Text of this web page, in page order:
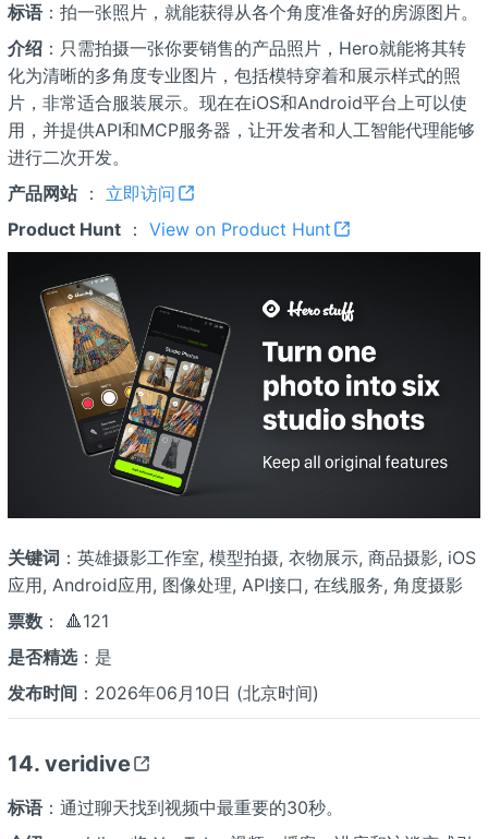
标语：拍一张照片，就能获得从各个角度准备好的房源图片。
介绍：只需拍摄一张你要销售的产品照片，Hero就能将其转
化为清晰的多角度专业图片，包括模特穿着和展示样式的照
片，非常适合服装展示。现在在iOS和Android平台上可以使
用，并提供API和MCP服务器，让开发者和人工智能代理能够
进行二次开发。
产品网站： 立即访问
Product Hunt： View on Product Hunt
关键词 ：英雄摄影工作室, 模型拍摄, 衣物展示, 商品摄影, iOS
应用, Android应用, 图像处理, API接口, 在线服务, 角度摄影
票数： 🔺121
是否精选：是
发布时间 ：2026年06月10日 (北京时间)
14. veridive
标语：通过聊天找到视频中最重要的30秒。